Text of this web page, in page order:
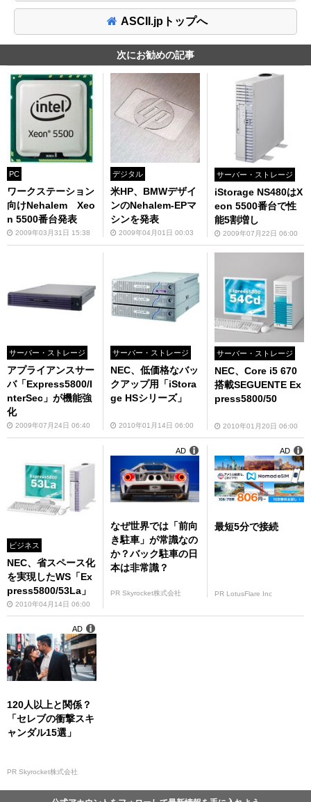
ASCII.jpトップへ
次にお勧めの記事
PC
ワークステーション
向けNehalem Xeo
n 5500番台発表
2009年03月31日 15:38
デジタル
米HP、BMWデザイ
ンのNehalem-EPマ
シンを発表
2009年04月01日 00:03
サーバー・ストレージ
iStorage NS480はX
eon 5500番台で性
能5割増し
2009年07月22日 06:00
サーバー・ストレージ
アプライアンスサー
バ「Express5800/I
nterSec」が機能強
化
2009年07月24日 06:40
サーバー・ストレージ
NEC、低価格なバッ
クアップ用「iStora
ge HSシリーズ」
2010年01月14日 06:00
サーバー・ストレージ
NEC、Core i5 670
搭載SEGUENTE Ex
press5800/50
2010年01月20日 06:00
ビジネス
NEC、省スペース化
を実現したWS「Ex
press5800/53La」
2010年04月14日 06:00
なぜ世界では「前向
き駐車」が常識なの
か？バック駐車の日
本は非常識？
PR Skyrocket株式会社
AD
最短5分で接続
PR LotusFlare Inc
AD
120人以上と関係？
「セレブの衝撃スキ
ャンダル15選」
PR Skyrocket株式会社
AD